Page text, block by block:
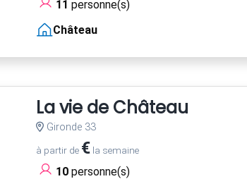
11 personne(s)
Château
La vie de Château
Gironde 33
à partir de €la semaine
10personne(s)